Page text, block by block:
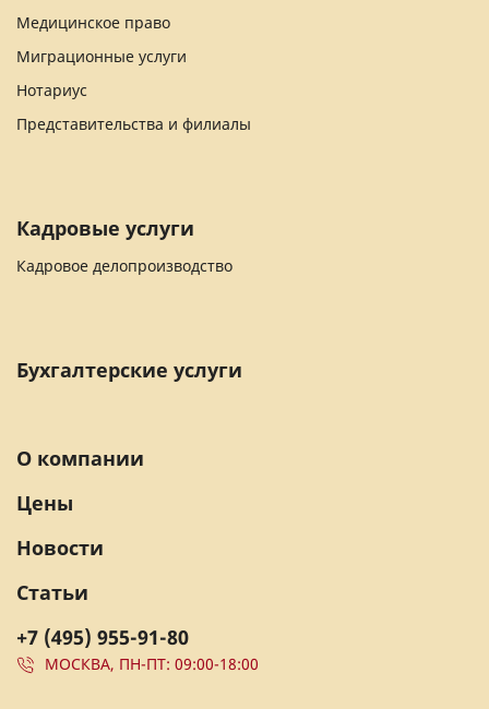
Медицинское право
Миграционные услуги
Нотариус
Представительства и филиалы
Кадровые услуги
Кадровое делопроизводство
Бухгалтерские услуги
+7 (495) 955-91-80
МОСКВА, ПН-ПТ: 09:00-18:00
О компании
Цены
Новости
Статьи